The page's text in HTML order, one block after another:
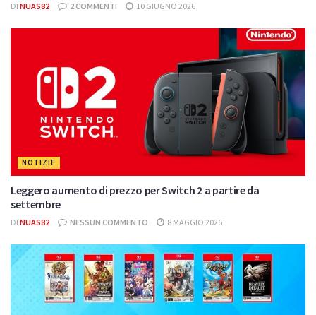
DI NUAS82 2 COMMENTI 10 GIUGNO 2026
NOTIZIE
Leggero aumento di prezzo per Switch 2 a partire da
settembre
DI NUAS82 NESSUN COMMENTO 8 MAGGIO 2026